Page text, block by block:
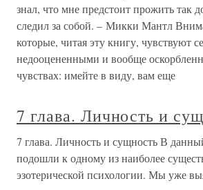
знал, что мне предстоит прожить так
следил за собой. – Микки Мантл
которые, читая эту книгу, чувствуют
недооцененными и вообще
чувствах: имейте в виду, вам еще
7 глава. Личность и
7 глава. Личность и сущность В
подошли к одному из наиболее
эзотерической психологии. Мы уже